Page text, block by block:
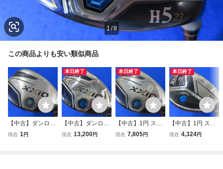
1/8
この商品よりも安い類似商品
【中古】ダンロッ
プ 2022 XXIO12
現在 1円
本日終了
【中古】ダンロッ
プ 2022 XXIO12
現在 13,200円
本日終了
【中古】1円 スタ
ート!! ダンロップ
現在 7,805円
本日終了
【中古】1円 スタ
ート ダンロップ 2
現在 4,324円